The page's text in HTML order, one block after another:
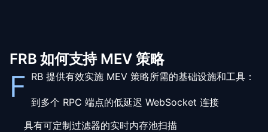
FRB 如何支持 MEV 策略
F RB 提供有效实施 MEV 策略所需的基础设施和工具：
到多个 RPC 端点的低延迟 WebSocket 连接
具有可定制过滤器的实时内存池扫描